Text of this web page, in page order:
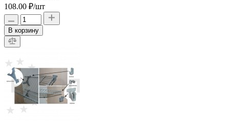
108.00 ₽/шт
В корзину